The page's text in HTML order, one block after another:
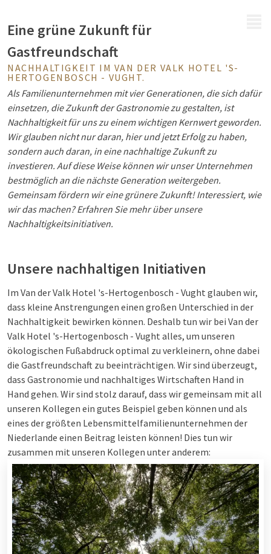
Eine grüne Zukunft für
Gastfreundschaft
NACHHALTIGKEIT IM VAN DER VALK HOTEL 'S-
HERTOGENBOSCH - VUGHT.
Als Familienunternehmen mit vier Generationen, die sich dafür
einsetzen, die Zukunft der Gastronomie zu gestalten, ist
Nachhaltigkeit für uns zu einem wichtigen Kernwert geworden.
Wir glauben nicht nur daran, hier und jetzt Erfolg zu haben,
sondern auch daran, in eine nachhaltige Zukunft zu
investieren. Auf diese Weise können wir unser Unternehmen
bestmöglich an die nächste Generation weitergeben.
Gemeinsam fördern wir eine grünere Zukunft! Interessiert, wie
wir das machen? Erfahren Sie mehr über unsere
Nachhaltigkeitsinitiativen.
Unsere nachhaltigen Initiativen
Im Van der Valk Hotel 's-Hertogenbosch - Vught glauben wir,
dass kleine Anstrengungen einen großen Unterschied in der
Nachhaltigkeit bewirken können. Deshalb tun wir bei Van der
Valk Hotel 's-Hertogenbosch - Vught alles, um unseren
ökologischen Fußabdruck optimal zu verkleinern, ohne dabei
die Gastfreundschaft zu beeinträchtigen. Wir sind überzeugt,
dass Gastronomie und nachhaltiges Wirtschaften Hand in
Hand gehen. Wir sind stolz darauf, dass wir gemeinsam mit all
unseren Kollegen ein gutes Beispiel geben können und als
eines der größten Lebensmittelfamilienunternehmen der
Niederlande einen Beitrag leisten können! Dies tun wir
zusammen mit unseren Kollegen unter anderem: